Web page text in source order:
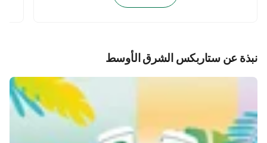
نبذة عن ستاربكس الشرق الأوسط